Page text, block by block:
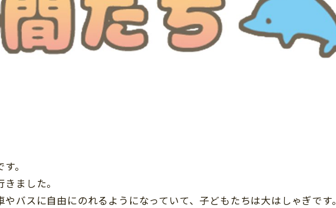
。
ました。
バスに自由にのれるようになっていて、子どもたちは大はしゃぎです。